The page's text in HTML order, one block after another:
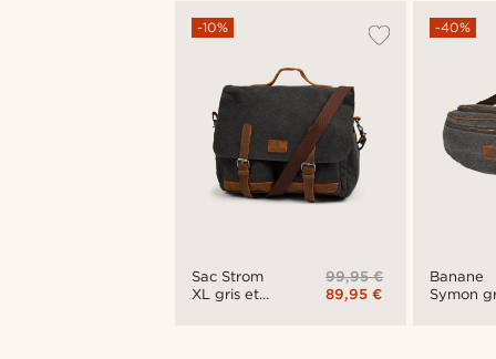
marron
Sac Strom
XL gris et
-10%
99,95 €
89,95 €
Banane
Symon
-40%